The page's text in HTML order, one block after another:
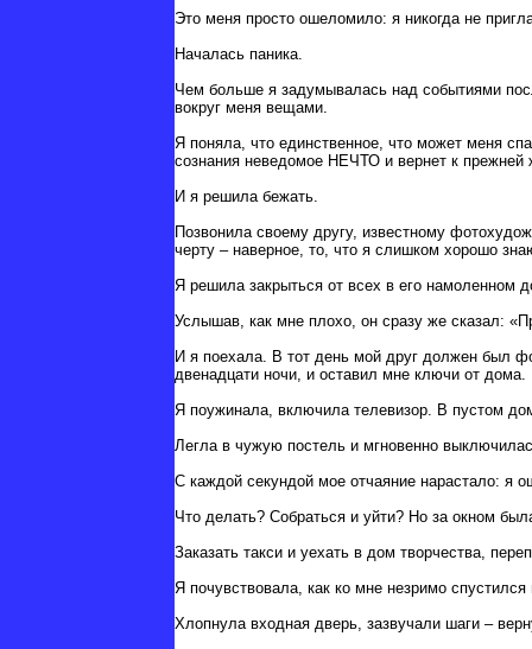
Это меня просто ошеломило: я никогда не
Началась паника.
Чем больше я задумывалась над событиями
вокруг меня вещами.
Я поняла, что единственное, что может меня
сознания неведомое НЕЧТО и вернет к прежней
И я решила бежать.
Позвонила своему другу, известному
черту – наверное, то, что я слишком хорошо
Я решила закрыться от всех в его намоленном
Услышав, как мне плохо, он сразу же сказал:
И я поехала. В тот день мой друг должен был
двенадцати ночи, и оставил мне ключи от дома.
Я поужинала, включила телевизор. В пустом
Легла в чужую постель и мгновенно
С каждой секундой мое отчаяние нарастало:
Что делать? Собраться и уйти? Но за окном
Заказать такси и уехать в дом творчества,
Я почувствовала, как ко мне незримо
Хлопнула входная дверь, зазвучали шаги –